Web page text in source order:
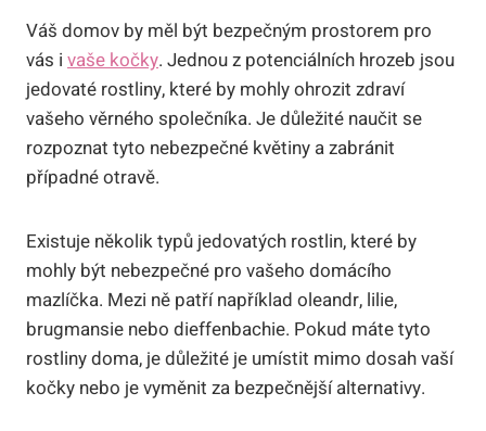
Váš domov by měl být bezpečným prostorem pro
vás i vaše kočky. Jednou z potenciálních hrozeb jsou
jedovaté rostliny, které by mohly ohrozit zdraví
vašeho věrného společníka. Je důležité naučit se
rozpoznat tyto nebezpečné květiny a zabránit
případné otravě.
Existuje několik typů jedovatých rostlin, které by
mohly být nebezpečné pro vašeho domácího
mazlíčka. Mezi ně patří například oleandr, lilie,
brugmansie nebo dieffenbachie. Pokud máte tyto
rostliny doma, je důležité je umístit mimo dosah vaší
kočky nebo je vyměnit za bezpečnější alternativy.